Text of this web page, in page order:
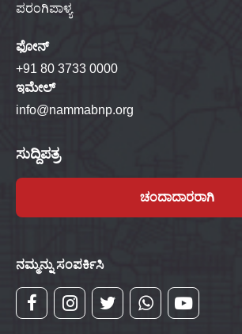
ಪರಂಗಿಪಾಳ್ಯ
ಫೋನ್
+91 80 3733 0000
ಇಮೇಲ್
info@nammabnp.org
ಸುದ್ದಿಪತ್ರ
ಚಂದಾದಾರರಾಗಿ
ನಮ್ಮನ್ನು ಸಂಪರ್ಕಿಸಿ